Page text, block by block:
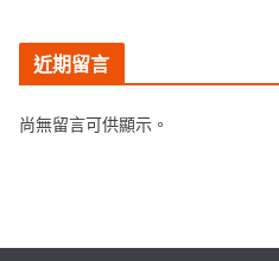
近期留言
尚無留言可供顯示。